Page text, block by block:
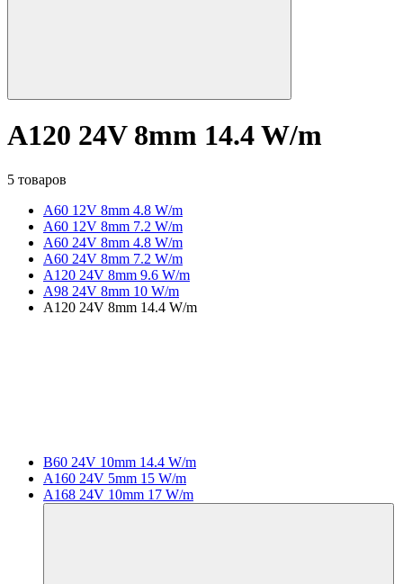
A120 24V 8mm 14.4 W/m
5 товаров
A60 12V 8mm 4.8 W/m
A60 12V 8mm 7.2 W/m
A60 24V 8mm 4.8 W/m
A60 24V 8mm 7.2 W/m
A120 24V 8mm 9.6 W/m
A98 24V 8mm 10 W/m
A120 24V 8mm 14.4 W/m
B60 24V 10mm 14.4 W/m
A160 24V 5mm 15 W/m
A168 24V 10mm 17 W/m